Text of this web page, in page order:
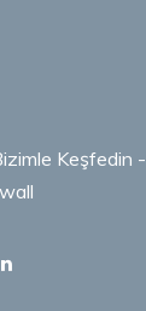
Keşfedin -